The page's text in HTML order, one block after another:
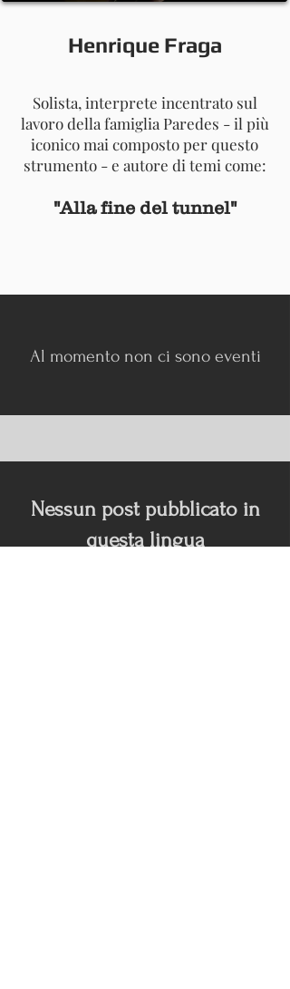
Henrique Fraga
Solista, interprete incentrato sul
lavoro della famiglia Paredes - il più
iconico mai composto per questo
strumento - e autore di temi come:
"Alla fine del tunnel"
Al momento non ci sono eventi
Nessun post pubblicato in
questa lingua